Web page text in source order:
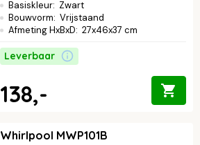
Basiskleur: Zwart
Bouwvorm: Vrijstaand
Afmeting HxBxD: 27x46x37 cm
Leverbaar
138,-
Whirlpool MWP101B